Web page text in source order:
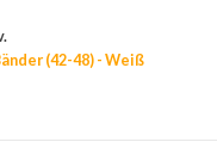
(42-48) - Weiß